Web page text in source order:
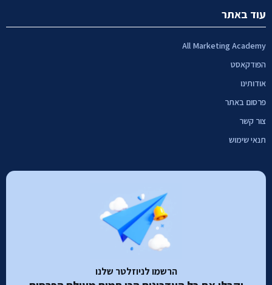
עוד באתר
All Marketing Academy
הפודקאסט
אודותינו
פרסום באתר
צור קשר
תנאי שימוש
הרשמו לניוזלטר שלנו